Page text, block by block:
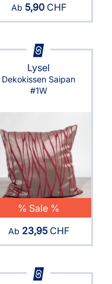
Ab 5,90CHF
Lysel
Dekokissen Saipan
#1W
% Sale %
Ab 23,95CHF